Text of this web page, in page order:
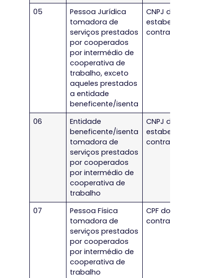
05
Pessoa Jurídica
tomadora de
serviços prestados
por cooperados
por intermédio de
cooperativa de
trabalho, exceto
aqueles prestados
a entidade
beneficente/isenta
CNPJ do
estabelecimento
contratante
06
Entidade
beneficente/isenta
tomadora de
serviços prestados
por cooperados
por intermédio de
cooperativa de
trabalho
CNPJ do
estabelecimento
contratante
07
Pessoa Física
tomadora de
serviços prestados
por cooperados
por intermédio de
cooperativa de
trabalho
CPF do
contratante